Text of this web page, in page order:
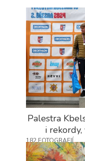
Palestra
i
182 FOTOGRAFIÍ